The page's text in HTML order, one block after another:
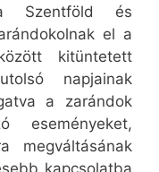
Szentföld és
el a
kitüntetett
napjainak
a zarándok
megváltásának